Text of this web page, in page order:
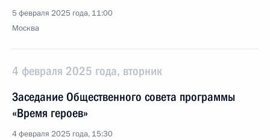
5 февраля 2025 года, 11:00
Москва
4 февраля 2025 года, вторник
Заседание Общественного совета программы
«Время героев»
4 февраля 2025 года, 15:30